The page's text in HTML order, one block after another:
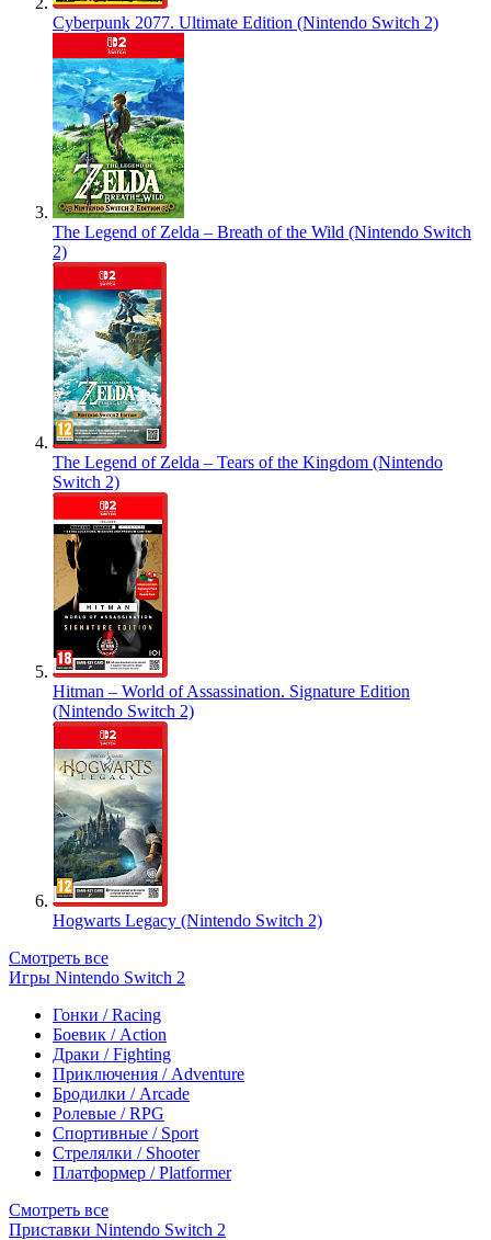
Cyberpunk 2077. Ultimate Edition (Nintendo Switch 2)
The Legend of Zelda – Breath of the Wild (Nintendo Switch
2)
The Legend of Zelda – Tears of the Kingdom (Nintendo
Switch 2)
Hitman – World of Assassination. Signature Edition
(Nintendo Switch 2)
Hogwarts Legacy (Nintendo Switch 2)
Смотреть все
Игры Nintendo Switch 2
Гонки / Racing
Боевик / Action
Драки / Fighting
Приключения / Adventure
Бродилки / Arcade
Ролевые / RPG
Спортивные / Sport
Стрелялки / Shooter
Платформер / Platformer
Смотреть все
Приставки Nintendo Switch 2